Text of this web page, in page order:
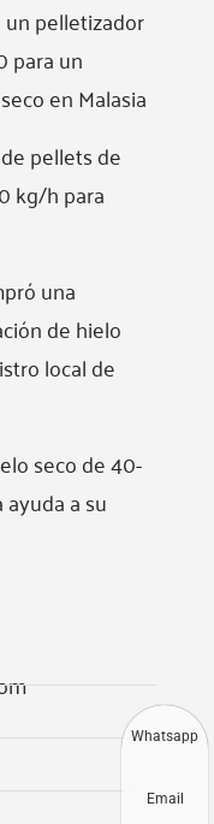
pelletizador
para un
en Malasia
pellets de
kg/h para
una
de hielo
local de
seco de 40-
a su
Whatsapp
Email